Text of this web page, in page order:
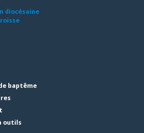
diocésaine
baptême
outils